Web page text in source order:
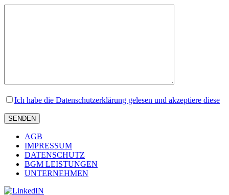
Ich habe die Datenschutzerklärung gelesen und akzeptiere diese
AGB
IMPRESSUM
DATENSCHUTZ
BGM LEISTUNGEN
UNTERNEHMEN